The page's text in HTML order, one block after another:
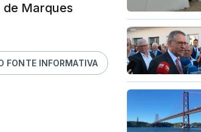
Marques
FONTE INFORMATIVA